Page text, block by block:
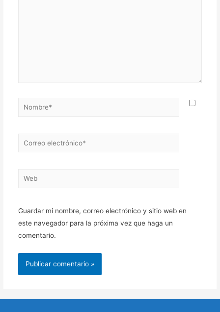
Nombre*
Correo
Web
Guardar mi nombre, correo electrónico y sitio web en
este navegador para la próxima vez que haga un
comentario.